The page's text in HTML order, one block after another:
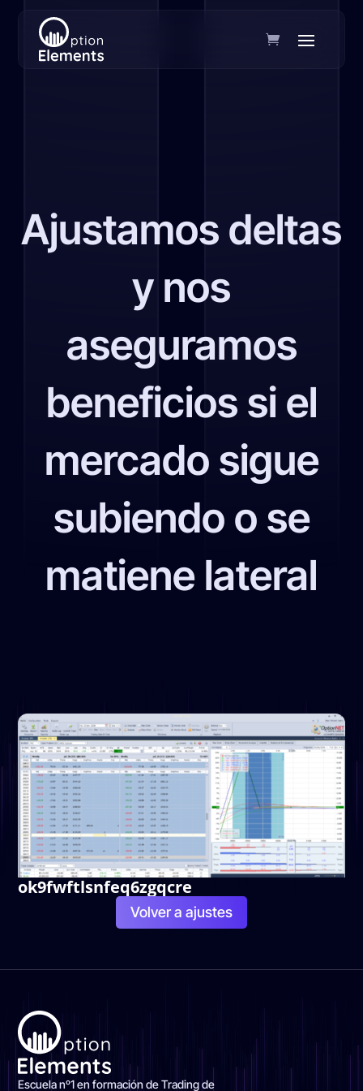
Ajustamos deltas
y nos
aseguramos
beneficios si el
mercado sigue
subiendo o se
matiene lateral
ok9fwftlsnfeq6zgqcre
Volver a ajustes
Escuela nº1 en formación de Trading de